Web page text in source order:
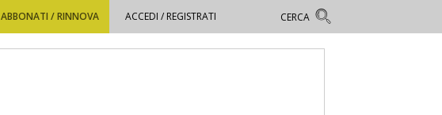
ABBONATI / RINNOVA ACCEDI / REGISTRATI